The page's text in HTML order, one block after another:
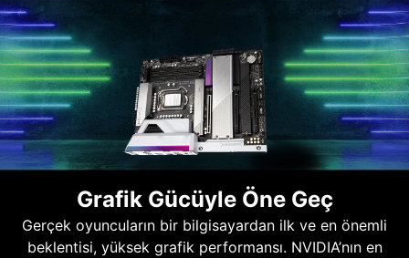
Grafik Gücüyle Öne Geç
Gerçek oyuncuların bir bilgisayardan ilk ve en önemli
beklentisi, yüksek grafik performansı. NVIDIA’nın en